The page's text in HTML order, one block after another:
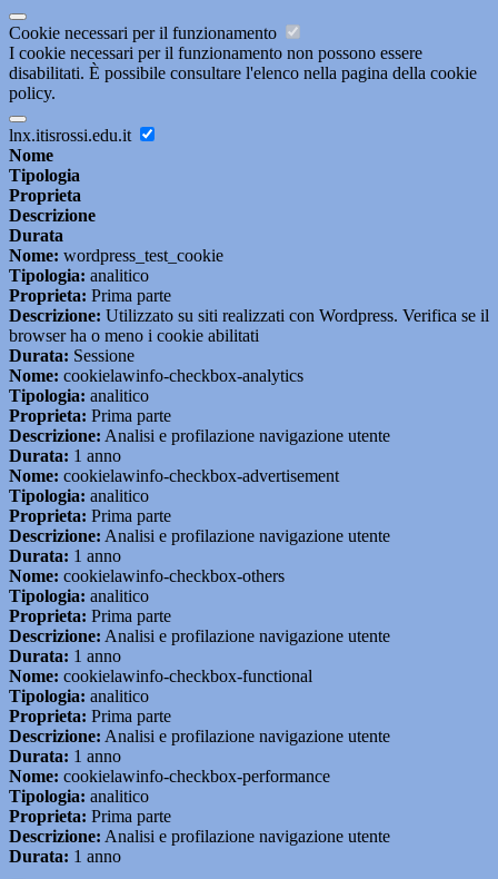
Cookie necessari per il funzionamento
I cookie necessari per il funzionamento non possono essere
disabilitati. È possibile consultare l'elenco nella pagina della cookie
policy.
lnx.itisrossi.edu.it
Nome
Tipologia
Proprieta
Descrizione
Durata
Nome: wordpress_test_cookie
Tipologia: analitico
Proprieta: Prima parte
Descrizione: Utilizzato su siti realizzati con Wordpress. Verifica se il
browser ha o meno i cookie abilitati
Durata: Sessione
Nome: cookielawinfo-checkbox-analytics
Tipologia: analitico
Proprieta: Prima parte
Descrizione: Analisi e profilazione navigazione utente
Durata: 1 anno
Nome: cookielawinfo-checkbox-advertisement
Tipologia: analitico
Proprieta: Prima parte
Descrizione: Analisi e profilazione navigazione utente
Durata: 1 anno
Nome: cookielawinfo-checkbox-others
Tipologia: analitico
Proprieta: Prima parte
Descrizione: Analisi e profilazione navigazione utente
Durata: 1 anno
Nome: cookielawinfo-checkbox-functional
Tipologia: analitico
Proprieta: Prima parte
Descrizione: Analisi e profilazione navigazione utente
Durata: 1 anno
Nome: cookielawinfo-checkbox-performance
Tipologia: analitico
Proprieta: Prima parte
Descrizione: Analisi e profilazione navigazione utente
Durata: 1 anno